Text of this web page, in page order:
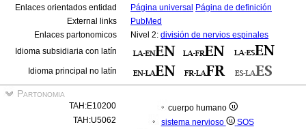
Enlaces orientados entidad
Página universal Página de definición
External links
PubMed
Enlaces partonomicos
Nivel 2: división de nervios espinales
Idioma subsidiaria con latín
Idioma principal no latín
Partonomia
TAH:E10200
cuerpo humano
TAH:U5062
sistema nervioso
SOS